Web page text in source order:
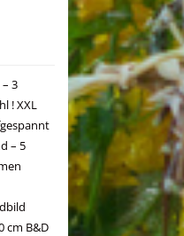
3
! XXL
– 5
cm B&D